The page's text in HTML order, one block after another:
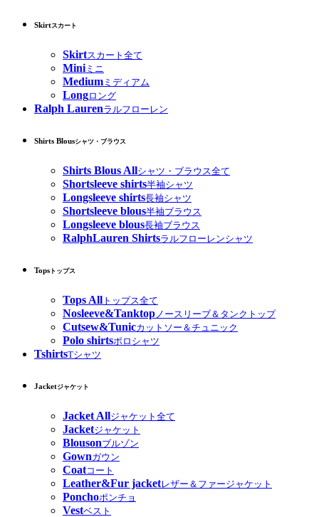
Skirtスカート
Skirtスカート全て
Miniミニ
Medium ミディアム
Longロング
Ralph Laurenラルフローレン
Shirts Blousシャツ・ブラウス
Shirts Blous Allシャツ・ブラウス全て
Shortsleeve shirts半袖シャツ
Longsleeve shirts長袖シャツ
Shortsleeve blous半袖ブラウス
Longsleeve blous長袖ブラウス
RalphLauren Shirtsラルフローレンシャツ
Tops トップス
Tops All トップス全て
Nosleeve&Tanktop ノースリーブ＆タンクトップ
Cutsew&Tunicカットソー＆チュニック
Polo shirtsポロシャツ
TshirtsTシャツ
Jacketジャケット
Jacket Allジャケット全て
Jacketジャケット
Blousonブルゾン
Gownガウン
Coatコート
Leather&Fur jacketレザー＆ファージャケット
Ponchoポンチョ
Vestベスト